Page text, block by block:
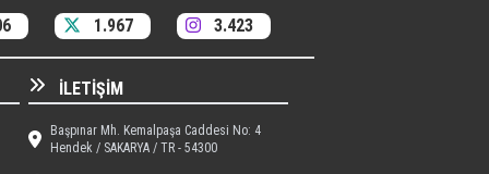
1.967 3.423
İLETIŞIM
Başpınar Mh. Kemalpaşa Caddesi No: 4
Hendek / SAKARYA / TR - 54300